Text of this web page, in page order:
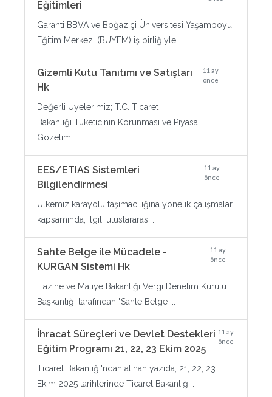
Eğitimleri
Garanti BBVA ve Boğaziçi Üniversitesi Yaşamboyu
Eğitim Merkezi (BÜYEM) iş birliğiyle ...
Gizemli Kutu Tanıtımı ve Satışları
Hk
11 ay
önce
Değerli Üyelerimiz; T.C. Ticaret
Bakanlığı Tüketicinin Korunması ve Piyasa
Gözetimi ...
EES/ETIAS Sistemleri
Bilgilendirmesi
11 ay
önce
Ülkemiz karayolu taşımacılığına yönelik çalışmalar
kapsamında, ilgili uluslararası ...
Sahte Belge ile Mücadele -
KURGAN Sistemi Hk
11 ay
önce
Hazine ve Maliye Bakanlığı Vergi Denetim Kurulu
Başkanlığı tarafından "Sahte Belge ...
İhracat Süreçleri ve Devlet Destekleri
Eğitim Programı 21, 22, 23 Ekim 2025
11 ay
önce
Ticaret Bakanlığı'ndan alınan yazıda, 21, 22, 23
Ekim 2025 tarihlerinde Ticaret Bakanlığı ...